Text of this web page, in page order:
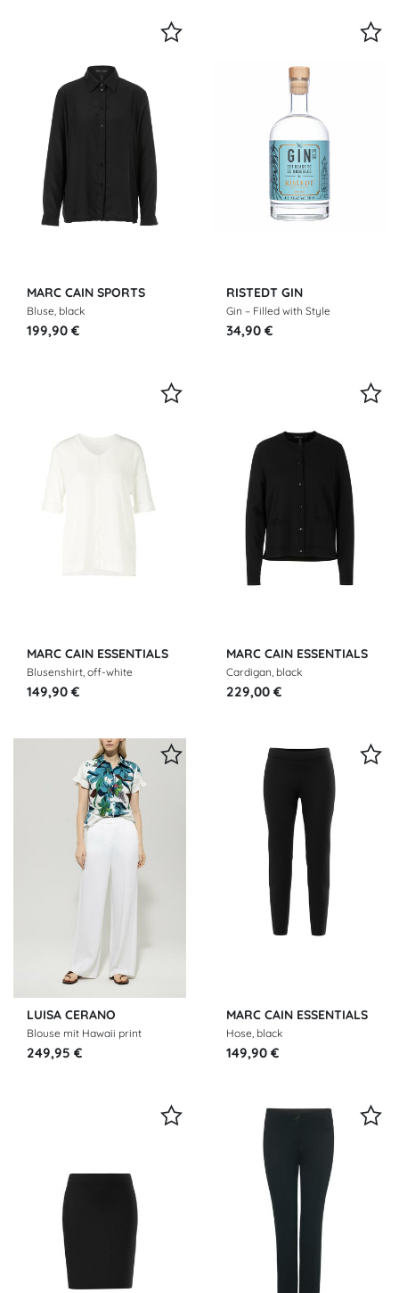
MARC CAIN SPORTS
Bluse, black
199,90 €
RISTEDT GIN
Gin – Filled with Style
34,90 €
MARC CAIN ESSENTIALS
Blusenshirt, off-white
149,90 €
MARC CAIN ESSENTIALS
Cardigan, black
229,00 €
LUISA CERANO
Blouse mit Hawaii print
249,95 €
MARC CAIN ESSENTIALS
Hose, black
149,90 €